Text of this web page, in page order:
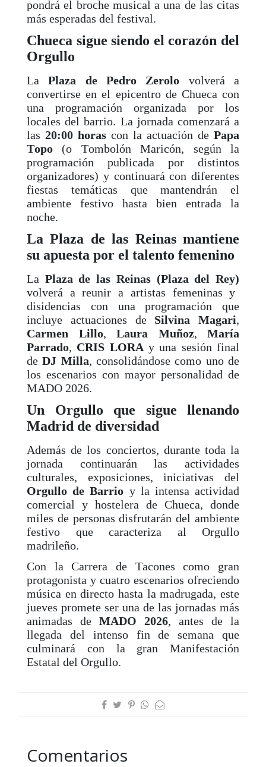
pondrá el broche musical a una de las citas
más esperadas del festival.
Chueca sigue siendo el corazón del
Orgullo
LaPlaza de Pedro Zerolo volverá a
convertirse en el epicentro de Chueca con
una programación organizada por los
locales del barrio. La jornada comenzará a
las 20:00 horas con la actuación de Papa
Topo (o Tombolón Maricón, según la
programación publicada por distintos
organizadores) y continuará con diferentes
fiestas temáticas que mantendrán el
ambiente festivo hasta bien entrada la
noche.
La Plaza de las Reinas mantiene
su apuesta por el talento femenino
La Plaza de las Reinas (Plaza del Rey)
volverá a reunir a artistas femeninas y
disidencias con una programación que
incluye actuaciones de Silvina Magari,
Carmen Lillo, Laura Muñoz, María
Parrado, CRIS LORAy una sesión final
deDJ Milla, consolidándose como uno de
los escenarios con mayor personalidad de
MADO 2026.
Un Orgullo que sigue llenando
Madrid de diversidad
Además de los conciertos, durante toda la
jornada continuarán las actividades
culturales, exposiciones, iniciativas del
Orgullo de Barrio y la intensa actividad
comercial y hostelera de Chueca, donde
miles de personas disfrutarán del ambiente
festivo que caracteriza al Orgullo
madrileño.
Con la Carrera de Tacones como gran
protagonista y cuatro escenarios ofreciendo
música en directo hasta la madrugada, este
jueves promete ser una de las jornadas más
animadas de MADO 2026, antes de la
llegada del intenso fin de semana que
culminará con la gran Manifestación
Estatal del Orgullo.
Comentarios